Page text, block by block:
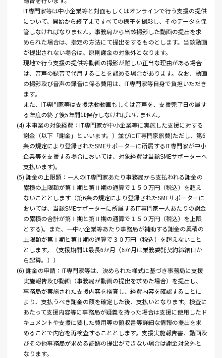
IT専門家等は中小企業等と対面もしくはオンラインで行う支援の提供
について、開始から終了まですべての様子を撮影し、そのデータを保
管しなければなりません。事務局から当該撮影した動画の提出を求
められた場合は、指定の方法にて提出をするものとします。当該動画
が提出されない場合は、原則謝金の対象外となります。
現地で行う支援の提供等動画の撮影が難しい正当な理由がある場合
は、音声の録音で代用することを認める場合があります。なお、動画
の撮影及び音声の録音に係る費用は、IT専門家等自身で負担いただき
ます。
また、IT専門家等は支援活動動画もしくは音声を、支援完了日の属す
る年度の終了後5年間は保存しなければいけません。
(4) 本事業の対象経費：IT専門家が中小企業等に実施した支援に対する
謝金（以下「謝金」といいます。）並びにIT専門家旅費(ただし、第6
条の規定により登録されたSMEサポーターに所属するIT専門家が中小
企業等を支援する場合においては、対象経費は当該SMEサポーターへ
支払います)。
(5) 謝金の上限額：一人のIT専門家あたり事務局から支払われる謝金の
累積の上限額が第Ⅰ期と第Ⅱ期の通算で１５０万円（税込）を超え
ないこととします（第6条の規定により登録されたSMEサポーターに
おいては、当該SMEサポーターに所属するIT専門家一人あたりの謝金
の累積の合計が第Ⅰ期と第Ⅱ期の通算で１５０万円（税込）を上限
とする)。また、一中小企業等あたり事務局が補助する謝金の累積の
上限額が第Ⅰ期と第Ⅱ期の通算で３０万円（税込）を超えないこと
とします。（支援期間は最長6か月（6か月は業務委託契約締結日か
ら起算。））
(6) 謝金の申請：IT専門家等は、決められた様式に基づき事務局に支援
実施報告及び動画（事務局が動画の提出を求めた場合）を提出し、
事務局が実施された支援内容を検査し、経費内容を確認することに
より、支払うべき謝金の額を確定した後、支払いとなります。検査に
あたって支援内容等に事務局が疑義を持った場合は支援に使用したド
キュメントや支援に要した費用等の領収書等詳細な情報の提出を求
めることで内容を再検査することとします。支援実施報告書、動画及
びその他事務局が求める証跡の提出ができない場合は謝金対象外と
なります。